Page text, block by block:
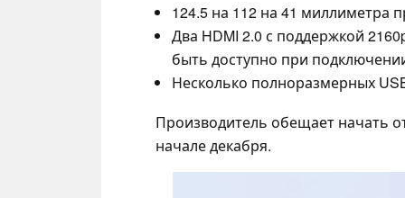
124.5 на 112 на 41 миллиметра
Два HDMI 2.0 с поддержкой
быть доступно при
Несколько полноразмерных
Производитель обещает начать
начале декабря.